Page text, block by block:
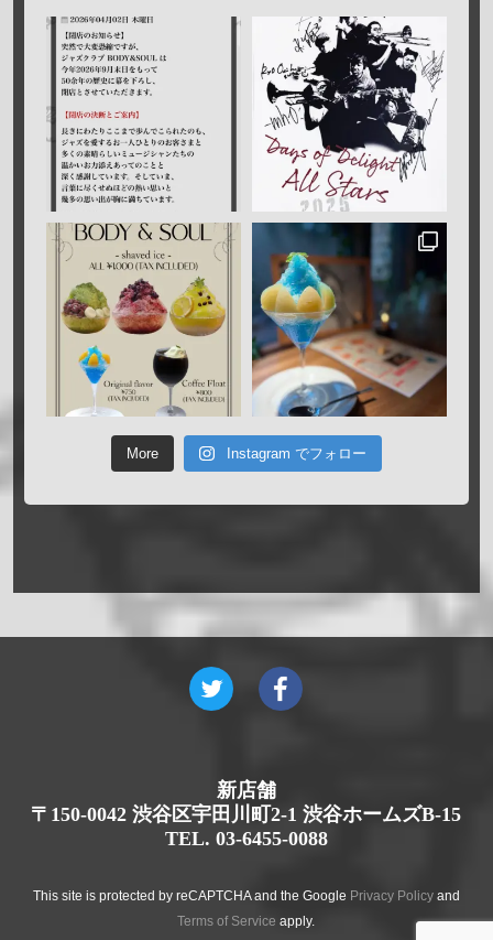
More Instagram でフォロー
新店舗
〒150-0042 渋谷区宇田川町2-1 渋谷ホームズB-15
TEL. 03-6455-0088
This site is protected by reCAPTCHA and the Google Privacy Policyand
Terms of Service apply.